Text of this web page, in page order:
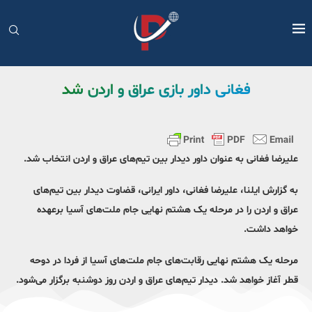
فغانی داور بازی عراق و اردن شد
علیرضا فغانی به عنوان داور دیدار بین تیم‌های عراق و اردن انتخاب شد.
به گزارش ایلنا، علیرضا فغانی، داور ایرانی، قضاوت دیدار بین تیم‌های
عراق و اردن را در مرحله یک هشتم نهایی جام ملت‌های آسیا برعهده
خواهد داشت.
مرحله یک هشتم نهایی رقابت‌های جام ملت‌های آسیا از فردا در دوحه
قطر آغاز خواهد شد. دیدار تیم‌های عراق و اردن روز دوشنبه برگزار می‌شود.